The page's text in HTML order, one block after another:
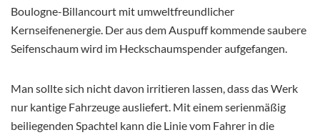
Boulogne-Billancourt mit umweltfreundlicher
Kernseifenenergie. Der aus dem Auspuff kommende saubere
Seifenschaum wird im Heckschaumspender aufgefangen.
Man sollte sich nicht davon irritieren lassen, dass das Werk
nur kantige Fahrzeuge ausliefert. Mit einem serienmäßig
beiliegenden Spachtel kann die Linie vom Fahrer in die